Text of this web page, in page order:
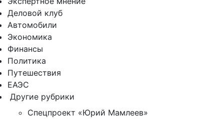
Деловой клуб
Автомобили
Экономика
Финансы
Политика
Путешествия
ЕАЭС
Другие рубрики
Спецпроект «Юрий Мамлеев»